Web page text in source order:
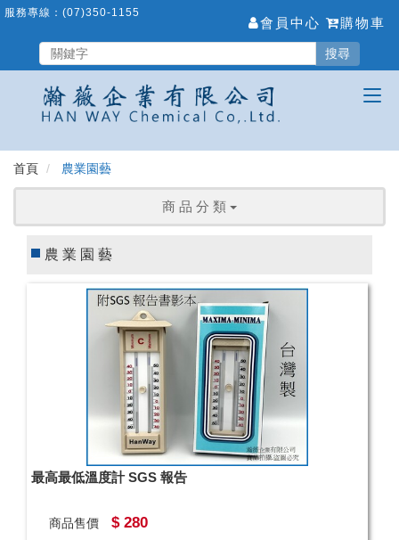
跳
要
服務專線： (07)350-1155
會員中心 購物車
搜尋
首頁 農業園藝
商 品 分 類
農業園藝
最高最低溫度計 SGS 報告
商品售價 $ 280